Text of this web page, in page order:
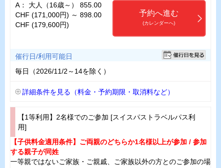
A： 大人（16歳～） 855.00
CHF (171,000円) ～ 898.00
CHF (179,600円)
予約へ進む
(カレンダーへ)
催行日/利用可能日
毎日（2026/11/2～14を除く）
詳細条件を見る（料金・予約期限・取消料など）
【1等利用】2名様でのご参加 [スイスパストラベルパス利
用]
【子供料金適用条件】ご両親のどちらか1名様以上が参加 / 参加
する親子が同姓
一等親ではないご家族・ご親戚、ご家族以外の方とのご参加の場